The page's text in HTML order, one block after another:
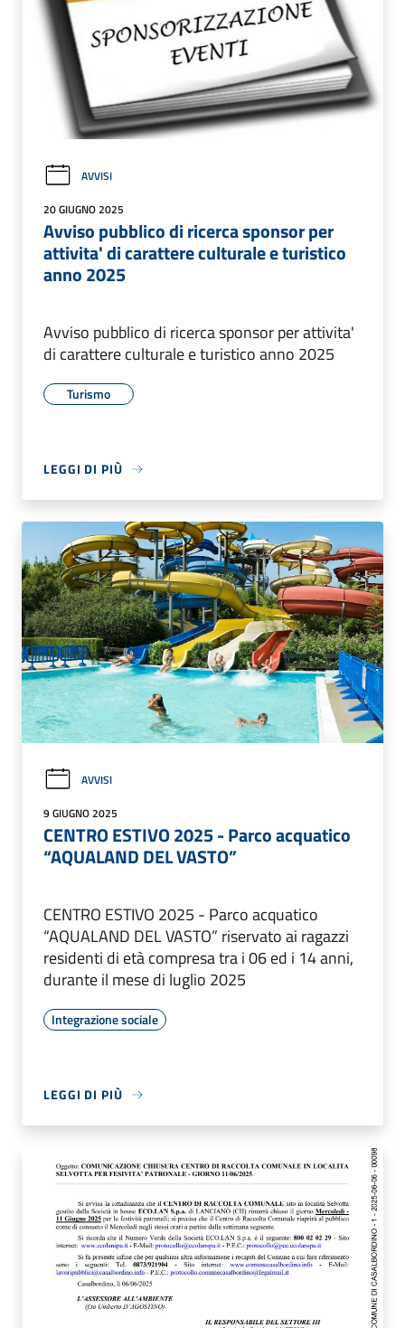
AVVISI
20 GIUGNO 2025
Avviso pubblico di ricerca sponsor per
attivita' di carattere culturale e turistico
anno 2025
Avviso pubblico di ricerca sponsor per attivita'
di carattere culturale e turistico anno 2025
Turismo
LEGGI DI PIÙ
AVVISI
9 GIUGNO 2025
CENTRO ESTIVO 2025 - Parco acquatico
“AQUALAND DEL VASTO”
CENTRO ESTIVO 2025 - Parco acquatico
“AQUALAND DEL VASTO” riservato ai ragazzi
residenti di età compresa tra i 06 ed i 14 anni,
durante il mese di luglio 2025
Integrazione sociale
LEGGI DI PIÙ